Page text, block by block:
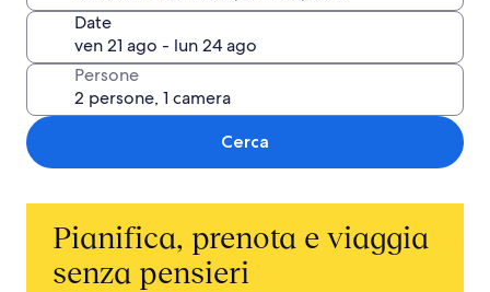
Date
Persone
Cerca
Pianifica, prenota e viaggia
senza pensieri